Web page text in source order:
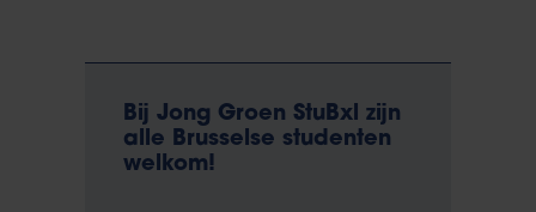
Bij Jong Groen StuBxl zijn
alle Brusselse studenten
welkom!